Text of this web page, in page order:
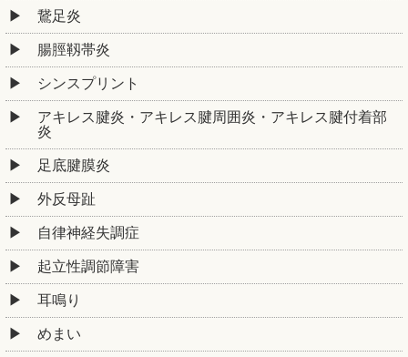
鵞足炎
腸脛靱帯炎
シンスプリント
アキレス腱炎・アキレス腱周囲炎・アキレス腱付着部
炎
足底腱膜炎
外反母趾
自律神経失調症
起立性調節障害
耳鳴り
めまい